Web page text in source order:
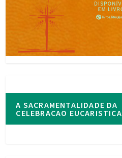
A SACRAMENTALIDADE DA
CELEBRACAO EUCARISTICA